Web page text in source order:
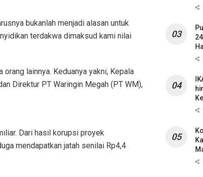
bukanlah menjadi alasan untuk
terdakwa dimaksud kami nilai
lainnya. Keduanya yakni, Kepala
Direktur PT Waringin Megah (PT WM),
Dari hasil korupsi proyek
mendapatkan jatah senilai Rp4,4